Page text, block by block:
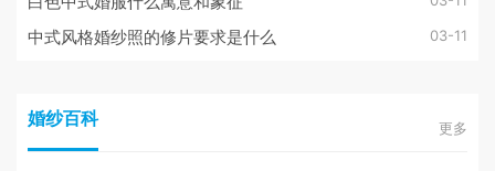
中式风格婚纱照的修片要求是什么 03-11
婚纱百科 更多